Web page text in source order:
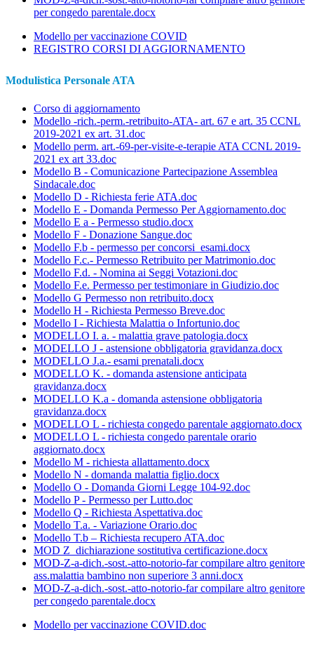
per congedo parentale.docx
Modello per vaccinazione COVID
REGISTRO CORSI DI AGGIORNAMENTO
Modulistica Personale ATA
Corso di aggiornamento
Modello -rich.-perm.-retribuito-ATA- art. 67 e art. 35 CCNL
2019-2021 ex art. 31.doc
Modello perm. art.-69-per-visite-e-terapie ATA CCNL 2019-
2021 ex art 33.doc
Modello B - Comunicazione Partecipazione Assemblea
Sindacale.doc
Modello D - Richiesta ferie ATA.doc
Modello E - Domanda Permesso Per Aggiornamento.doc
Modello E a - Permesso studio.docx
Modello F - Donazione Sangue.doc
Modello F.b - permesso per concorsi_esami.docx
Modello F.c.- Permesso Retribuito per Matrimonio.doc
Modello F.d. - Nomina ai Seggi Votazioni.doc
Modello F.e. Permesso per testimoniare in Giudizio.doc
Modello G Permesso non retribuito.docx
Modello H - Richiesta Permesso Breve.doc
Modello I - Richiesta Malattia o Infortunio.doc
MODELLO I. a. - malattia grave patologia.docx
MODELLO J - astensione obbligatoria gravidanza.docx
MODELLO J.a.- esami prenatali.docx
MODELLO K. - domanda astensione anticipata
gravidanza.docx
MODELLO K.a - domanda astensione obbligatoria
gravidanza.docx
MODELLO L - richiesta congedo parentale aggiornato.docx
MODELLO L - richiesta congedo parentale orario
aggiornato.docx
Modello M - richiesta allattamento.docx
Modello N - domanda malattia figlio.docx
Modello O - Domanda Giorni Legge 104-92.doc
Modello P - Permesso per Lutto.doc
Modello Q - Richiesta Aspettativa.doc
Modello T.a. - Variazione Orario.doc
Modello T.b – Richiesta recupero ATA.doc
MOD Z_dichiarazione sostitutiva certificazione.docx
MOD-Z-a-dich.-sost.-atto-notorio-far compilare altro genitore
ass.malattia bambino non superiore 3 anni.docx
MOD-Z-a-dich.-sost.-atto-notorio-far compilare altro genitore
per congedo parentale.docx
Modello per vaccinazione COVID.doc